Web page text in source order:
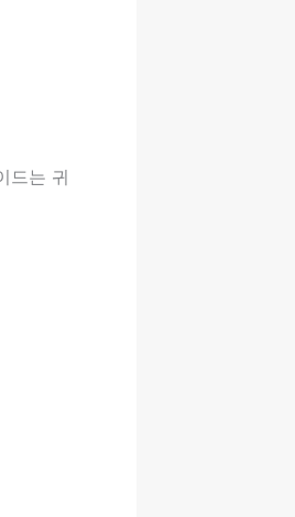
드는 귀